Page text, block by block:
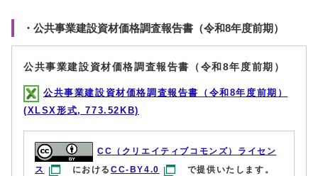
・公共事業建設資材価格調査報告書（令和8年度前期）
公共事業建設資材価格調査報告書（令和8年度前期）
公共事業建設資材価格調査報告書（令和8年度前期）
(XLSX形式, 773.52KB)
CC（クリエイティブコモンズ）ライセン
ス
におけるCC-BY4.0 で提供いたします。